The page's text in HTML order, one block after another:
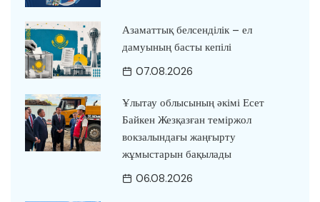
Азаматтық белсенділік – ел
дамуының басты кепілі
07.08.2026
Ұлытау облысының әкімі Есет
Байкен Жезқазған теміржол
вокзалындағы жаңғырту
жұмыстарын бақылады
06.08.2026